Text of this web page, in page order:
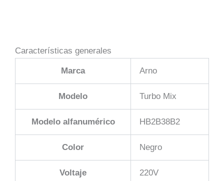
Características generales
Marca Arno
Modelo Turbo Mix
Modelo alfanumérico HB2B38B2
Color Negro
Voltaje 220V